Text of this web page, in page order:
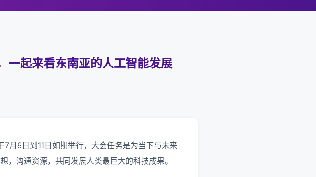
起来看东南亚的人工智能发展
月9日到11日如期举行，大会任务是为当下与未来
，沟通资源，共同发展人类最巨大的科技成果。